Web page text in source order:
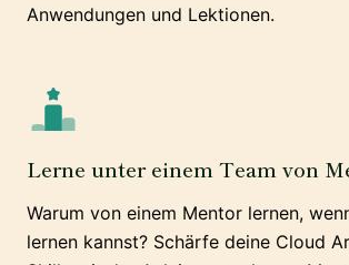
Anwendungen und Lektionen.
Lerne unter einem Team von
Warum von einem Mentor lernen,
lernen kannst? Schärfe deine Cloud